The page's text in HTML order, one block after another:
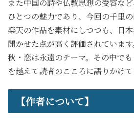
また中国の詩や仏教思想の受容な
ひとつの魅力であり、今回の千里
楽天の作品を素材にしつつも、日
開かせた点が高く評価されていま
秋・恋は永遠のテーマ。その中で
を越えて読者のこころに語りかけて
【作者について】